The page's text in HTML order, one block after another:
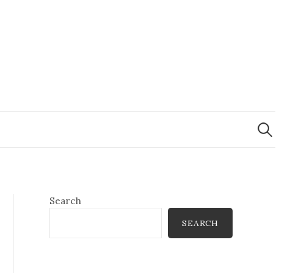
Search
for:
Search
SEARCH